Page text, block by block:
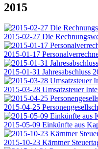
2015
2015-02-27 Die
2015-01-17
2015-01-31 Jahresabschluss
2015-03-28 Umsatzsteuer
2015-04-25
2015-05-09 Einkünfte aus
2015-10-23 Kärntner